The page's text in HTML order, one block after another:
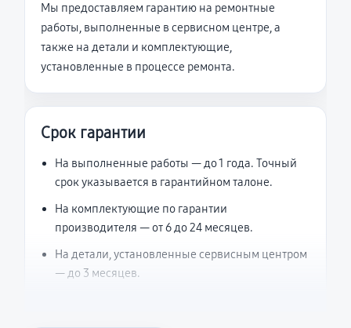
Мы предоставляем гарантию на ремонтные
работы, выполненные в сервисном центре, а
также на детали и комплектующие,
установленные в процессе ремонта.
Срок гарантии
На выполненные работы — до 1 года. Точный
срок указывается в гарантийном талоне.
На комплектующие по гарантии
производителя — от 6 до 24 месяцев.
На детали, установленные сервисным центром
— до 3 месяцев.